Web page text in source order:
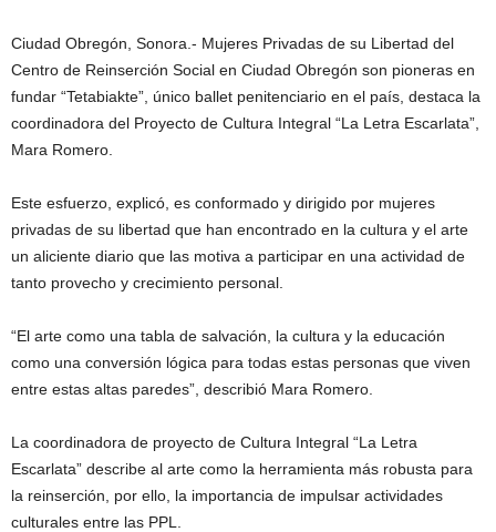
Ciudad Obregón, Sonora.- Mujeres Privadas de su Libertad del
Centro de Reinserción Social en Ciudad Obregón son pioneras en
fundar “Tetabiakte”, único ballet penitenciario en el país, destaca la
coordinadora del Proyecto de Cultura Integral “La Letra Escarlata”,
Mara Romero.
Este esfuerzo, explicó, es conformado y dirigido por mujeres
privadas de su libertad que han encontrado en la cultura y el arte
un aliciente diario que las motiva a participar en una actividad de
tanto provecho y crecimiento personal.
“El arte como una tabla de salvación, la cultura y la educación
como una conversión lógica para todas estas personas que viven
entre estas altas paredes”, describió Mara Romero.
La coordinadora de proyecto de Cultura Integral “La Letra
Escarlata” describe al arte como la herramienta más robusta para
la reinserción, por ello, la importancia de impulsar actividades
culturales entre las PPL.